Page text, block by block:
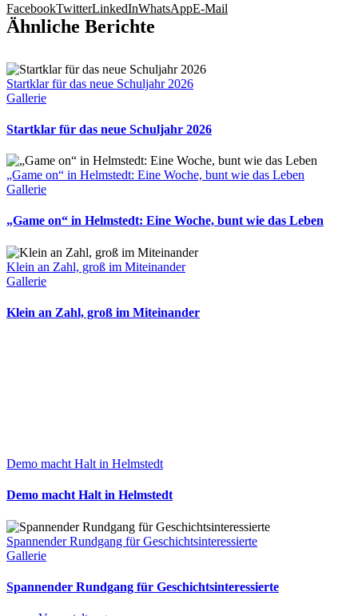
FacebookTwitterLinkedInWhatsAppE-Mail
Ähnliche Berichte
Startklar für das neue Schuljahr 2026
Gallerie
Startklar für das neue Schuljahr 2026
„Game on“ in Helmstedt: Eine Woche, bunt wie das Leben
Gallerie
„Game on“ in Helmstedt: Eine Woche, bunt wie das Leben
Klein an Zahl, groß im Miteinander
Gallerie
Klein an Zahl, groß im Miteinander
Demo macht Halt in Helmstedt
Demo macht Halt in Helmstedt
Spannender Rundgang für Geschichtsinteressierte
Gallerie
Spannender Rundgang für Geschichtsinteressierte